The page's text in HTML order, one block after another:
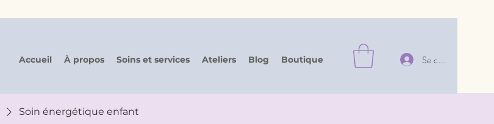
Accueil À propos Soins et services Ateliers Blog Boutique Se connecter
Soin énergétique enfant